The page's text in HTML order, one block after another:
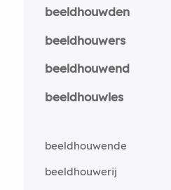
beeldhouwden
beeldhouwers
beeldhouwend
beeldhouwles
beeldhouwende
beeldhouwerij